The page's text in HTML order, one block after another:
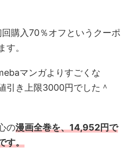
購入70％オフというクーポ
す。
マンガよりすごくな
引き上限3000円でした＾
の漫画全巻を、14,952円で
す。